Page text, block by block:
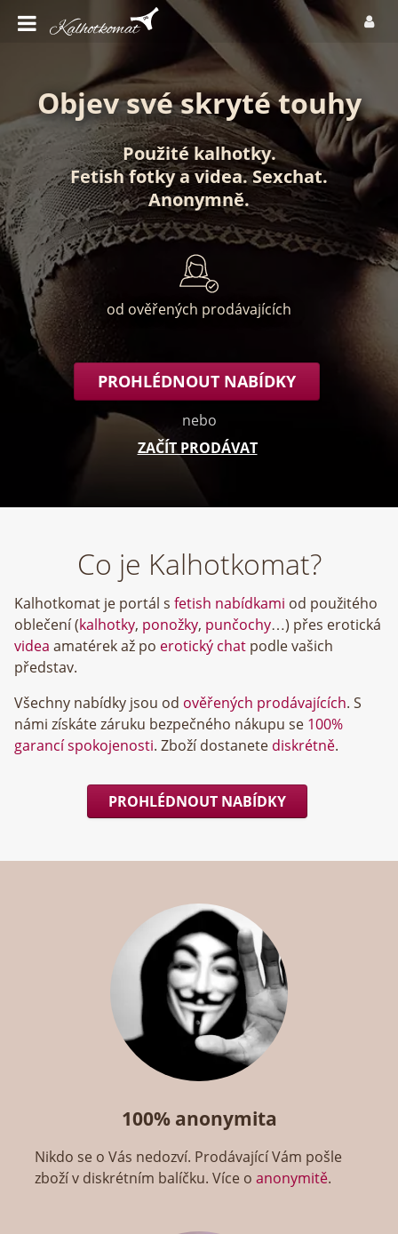
Objev své skryté touhy
Použité kalhotky.
Fetish fotkyavidea.Sexchat.
Anonymně.
od ověřených prodávajících
PROHLÉDNOUT NABÍDKY
nebo
ZAČÍT PRODÁVAT
Co je Kalhotkomat?
Kalhotkomat je portál s fetish nabídkami od použitého
oblečení (kalhotky, ponožky, punčochy…) přes erotická
videa amatérek až po erotický chat podle vašich
představ.
Všechny nabídky jsou od ověřených prodávajících. S
námi získáte záruku bezpečného nákupu se 100%
garancí spokojenosti. Zboží dostanete diskrétně.
PROHLÉDNOUT NABÍDKY
100% anonymita
Nikdo se o Vás nedozví. Prodávající Vám pošle
zboží v diskrétním balíčku. Více oanonymitě.